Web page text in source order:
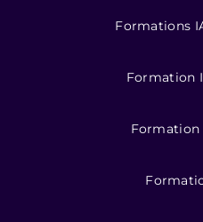
Formations
Formation
Formation